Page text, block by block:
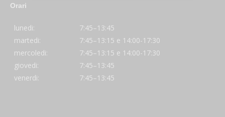
Orari
lunedi:
7:45–13:45
martedi:
7:45–13:15 e 14:00-17:30
mercoledi:
7:45–13:15 e 14:00-17:30
giovedi:
7:45–13:45
venerdi:
7:45–13:45